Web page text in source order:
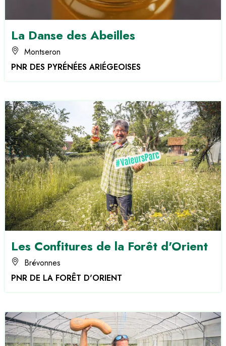
La Danse des Abeilles
Montseron
PNR DES PYRÉNÉES ARIÉGEOISES
Les Confitures de la Forêt d'Orient
Brévonnes
PNR DE LA FORÊT D'ORIENT